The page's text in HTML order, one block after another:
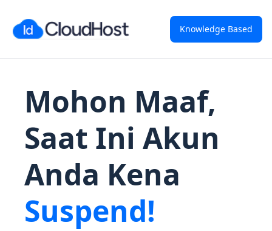
Knowledge Based
Mohon Maaf,
Saat Ini Akun
Anda Kena
Suspend!